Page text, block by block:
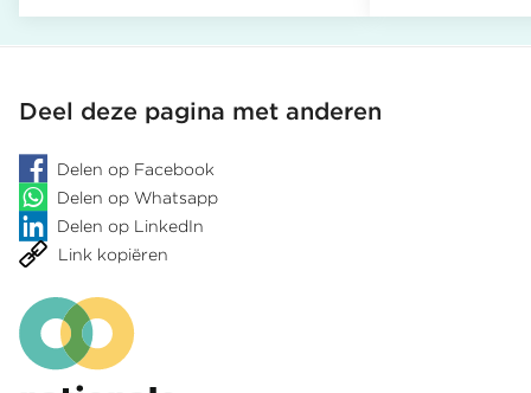
stuurt
over
Tijdelijk
Energie
Deel deze pagina met anderen
Delen op Facebook
Delen op Whatsapp
Delen op LinkedIn
Link kopiëren